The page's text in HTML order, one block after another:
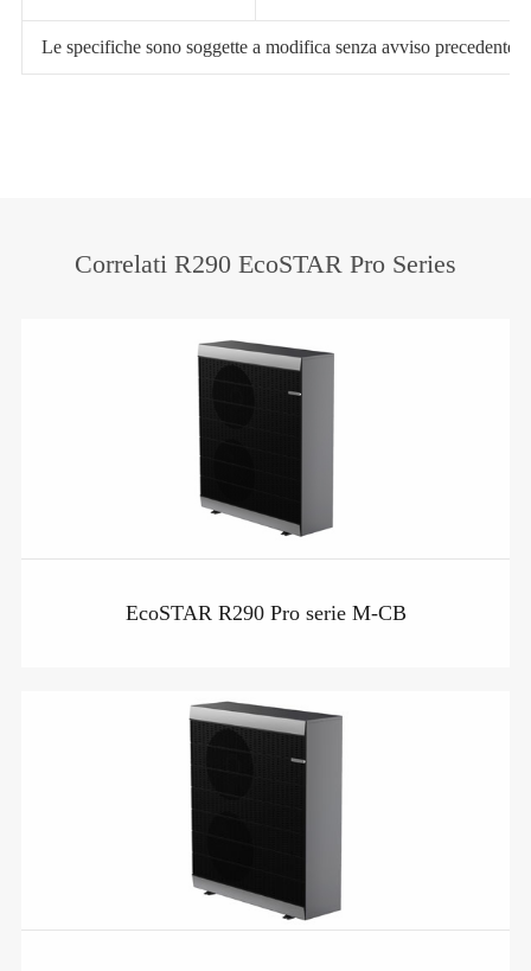
Le specifiche sono soggette a modifica senza avviso
Correlati R290 EcoSTAR Pro Series
EcoSTAR R290 Pro serie M-CB